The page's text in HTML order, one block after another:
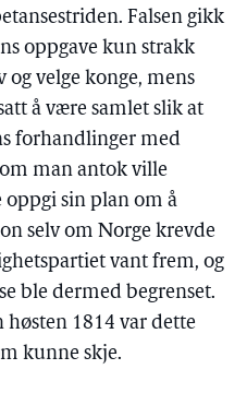
Falsen gikk
oppgave kun strakk
og velge konge, mens
å være samlet slik at
forhandlinger med
man antok ville
oppgi sin plan om å
selv om Norge krevde
vant frem, og
ble dermed begrenset.
1814 var dette
kunne skje.